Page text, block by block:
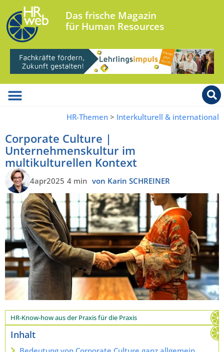
Das frische Magazin
für Human Resources
HR-Themen > Interkulturell & international
Corporate Culture |
Unternehmenskultur im
multikulturellen Kontext
4apr2025 4 min von Karin SCHREINER
HR-Know-how aus der Praxis für die Praxis
Inhalt